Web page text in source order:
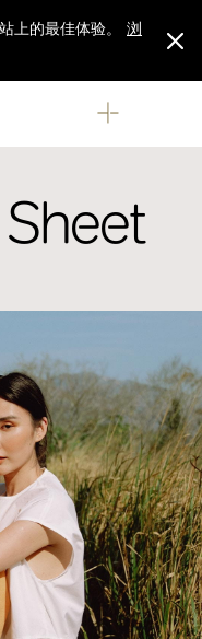
浏
上的最佳体验。
浏